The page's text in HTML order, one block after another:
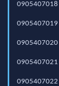
0905407018
0905407019
0905407020
0905407021
0905407022